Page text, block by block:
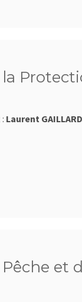
Laurent GAILLARD
et